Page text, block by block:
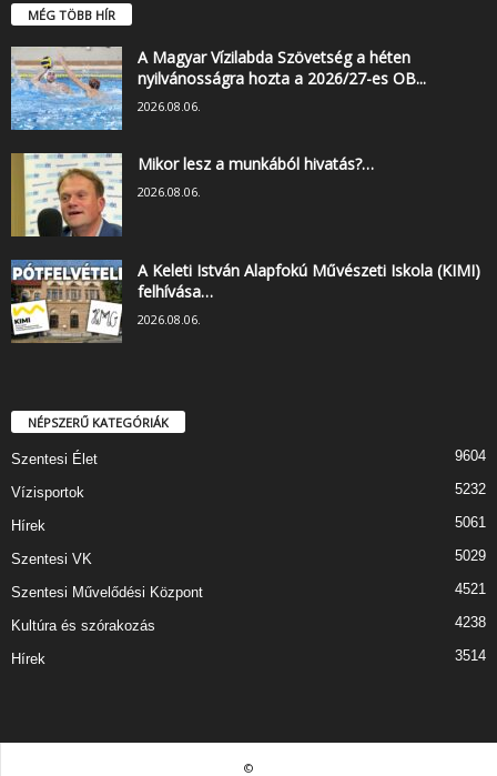
MÉG TÖBB HÍR
A Magyar Vízilabda Szövetség a héten
nyilvánosságra hozta a 2026/27-es OB...
2026.08.06.
Mikor lesz a munkából hivatás?…
2026.08.06.
A Keleti István Alapfokú Művészeti Iskola (KIMI)
felhívása…
2026.08.06.
NÉPSZERŰ KATEGÓRIÁK
Szentesi Élet 9604
Vízisportok 5232
Hírek 5061
Szentesi VK 5029
Szentesi Művelődési Központ 4521
Kultúra és szórakozás 4238
Hírek 3514
©